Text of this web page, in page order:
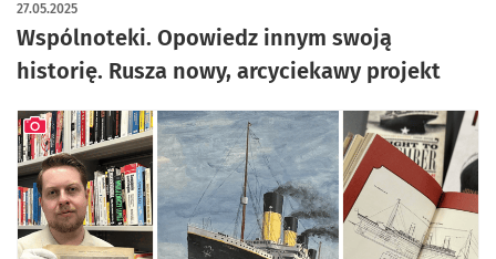
Wspólnoteki. Opowiedz innym swoją
historię. Rusza nowy, arcyciekawy projekt
27.05.2025